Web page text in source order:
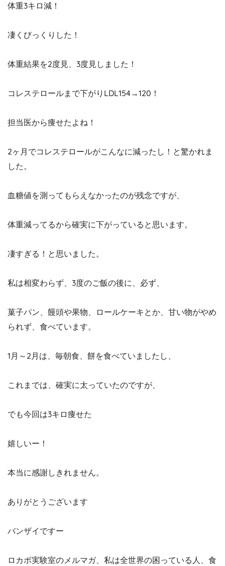
体重3キロ減！
凄くびっくりした！
体重結果を2度見、3度見しました！
コレステロールまで下がりLDL154→120！
担当医から痩せたよね！
2ヶ月でコレステロールがこんなに減ったし！と驚かれま
した。
血糖値を測ってもらえなかったのが残念ですが、
体重減ってるから確実に下がっていると思います。
凄すぎる！と思いました。
私は相変わらず、3度のご飯の後に、必ず、
菓子パン、饅頭や果物、ロールケーキとか、甘い物がやめ
られず、食べています。
1月～2月は、毎朝食、餅を食べていましたし、
これまでは、確実に太っていたのですが、
でも今回は3キロ痩せた
嬉しいー！
本当に感謝しきれません。
ありがとうございます
バンザイですー
ロカボ実験室のメルマガ、私は全世界の困っている人、食